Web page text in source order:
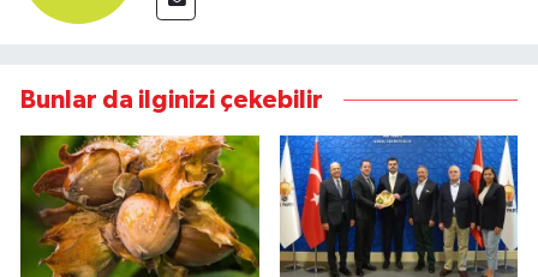
Bunlar da ilginizi çekebilir